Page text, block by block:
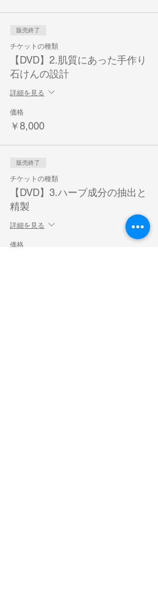
販売終了
チケットの種類
【DVD】2.肌質にあった手作り
石けんの設計
詳細を見る
価格
￥8,000
販売終了
チケットの種類
【DVD】3.ハーブ成分の抽出と
精製
詳細を見る
価格